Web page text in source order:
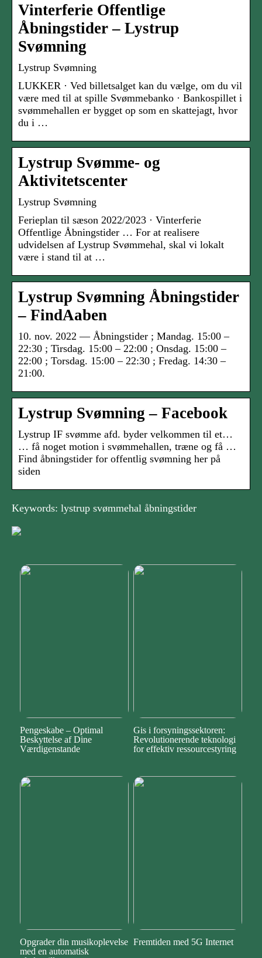
Vinterferie Offentlige
Åbningstider – Lystrup
Svømning
Lystrup Svømning
LUKKER · Ved billetsalget kan du vælge, om du vil
være med til at spille Svømmebanko · Bankospillet i
svømmehallen er bygget op som en skattejagt, hvor
du i …
Lystrup Svømme- og
Aktivitetscenter
Lystrup Svømning
Ferieplan til sæson 2022/2023 · Vinterferie
Offentlige Åbningstider … For at realisere
udvidelsen af Lystrup Svømmehal, skal vi lokalt
være i stand til at …
Lystrup Svømning Åbningstider
– FindAaben
10. nov. 2022 — Åbningstider ; Mandag. 15:00 –
22:30 ; Tirsdag. 15:00 – 22:00 ; Onsdag. 15:00 –
22:00 ; Torsdag. 15:00 – 22:30 ; Fredag. 14:30 –
21:00.
Lystrup Svømning – Facebook
Lystrup IF svømme afd. byder velkommen til et…
… få noget motion i svømmehallen, træne og få …
Find åbningstider for offentlig svømning her på
siden
Keywords: lystrup svømmehal åbningstider
Pengeskabe – Optimal
Beskyttelse af Dine
Værdigenstande
Gis i forsyningssektoren:
Revolutionerende teknologi
for effektiv ressourcestyring
Opgrader din musikoplevelse
med en automatisk
Fremtiden med 5G Internet